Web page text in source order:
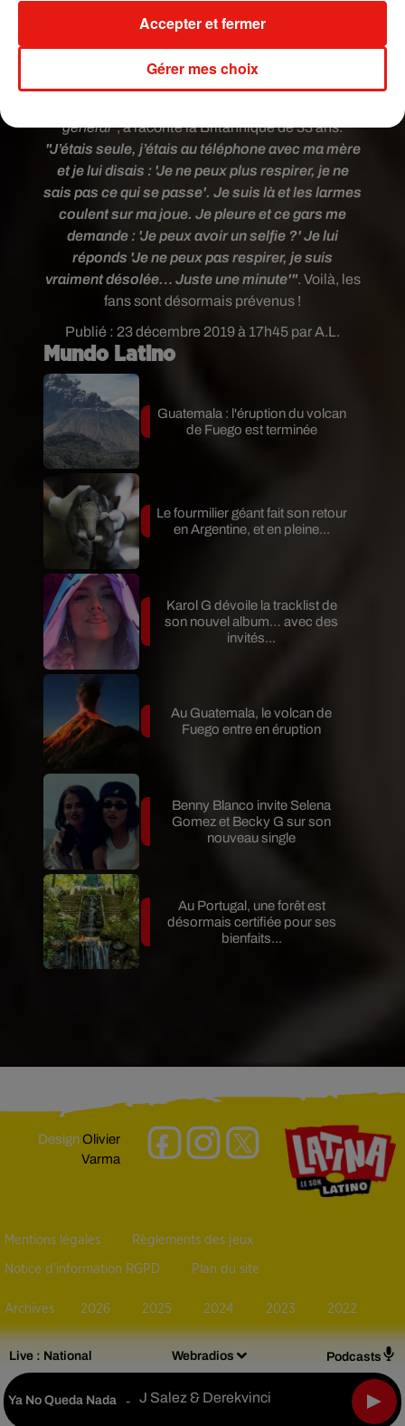
Live : National Webradios Podcasts
Ya No Queda Nada - J Salez & Derekvinci
Publié : 23 décembre 2019 à 17h45 par A.L.
Cette décision radicale est intervenue après une
quelques temps."Je marchais dans un aéroport
général", a raconté la Britannique de 33 ans.
"J’étais seule, j’étais au téléphone avec ma mère
et je lui disais : 'Je ne peux plus respirer, je ne
sais pas ce qui se passe'. Je suis là et les larmes
coulent sur ma joue. Je pleure et ce gars me
demande : 'Je peux avoir un selfie ?' Je lui
réponds 'Je ne peux pas respirer, je suis
vraiment désolée… Juste une minute'". Voilà, les
fans sont désormais prévenus !
Mundo Latino
Guatemala : l'éruption du volcan
de Fuego est terminée
Le fourmilier géant fait son retour
en Argentine, et en pleine...
Karol G dévoile la tracklist de
son nouvel album… avec des
invités...
Au Guatemala, le volcan de
Fuego entre en éruption
Benny Blanco invite Selena
Gomez et Becky G sur son
nouveau single
Au Portugal, une forêt est
désormais certifiée pour ses
bienfaits...
DesignOlivier
Varma
Mentions légales Règlements des jeux
Notice d’information RGPD Plan du site
Archives 2026 2025 2024 2023 2022
Gérer mes choix
Accepter et fermer